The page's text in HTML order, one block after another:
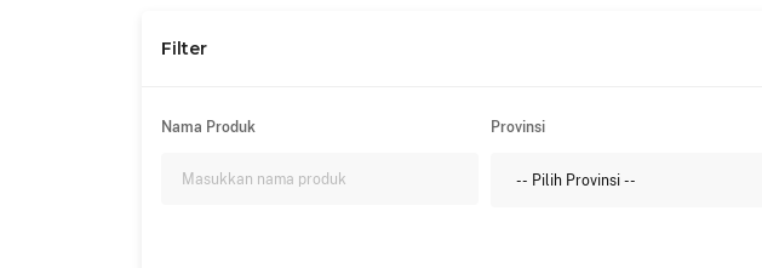
Filter
Nama Produk Provinsi